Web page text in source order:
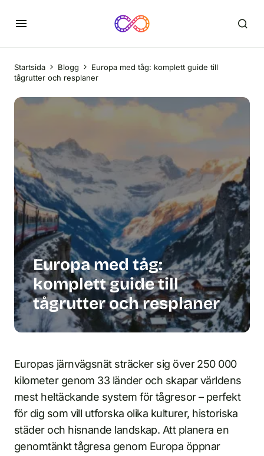
Startsida Blogg
Europa med tåg: komplett guide till
tågrutter och resplaner
Europa med tåg:
komplett guide till
tågrutter och resplaner
Europas järnvägsnät sträcker sig över 250 000
kilometer genom 33 länder och skapar världens
mest heltäckande system för tågresor – perfekt
för dig som vill utforska olika kulturer, historiska
städer och hisnande landskap. Att planera en
genomtänkt tågresa genom Europa öppnar